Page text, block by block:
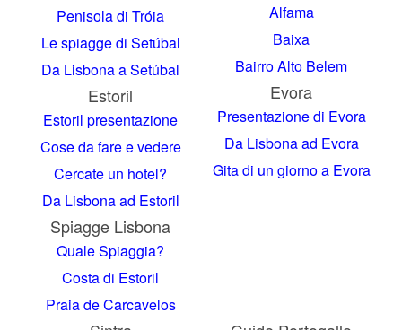
Penisola di Tróia
Le spiagge di Setúbal
Da Lisbona a Setúbal
Estoril
Estoril presentazione
Cose da fare e vedere
Cercate un hotel?
Da Lisbona ad Estoril
Spiagge Lisbona
Quale Spiaggia?
Costa di Estoril
Praia de Carcavelos
Alfama
Baixa
Bairro Alto Belem
Evora
Presentazione di Evora
Da Lisbona ad Evora
Gita di un giorno a Evora